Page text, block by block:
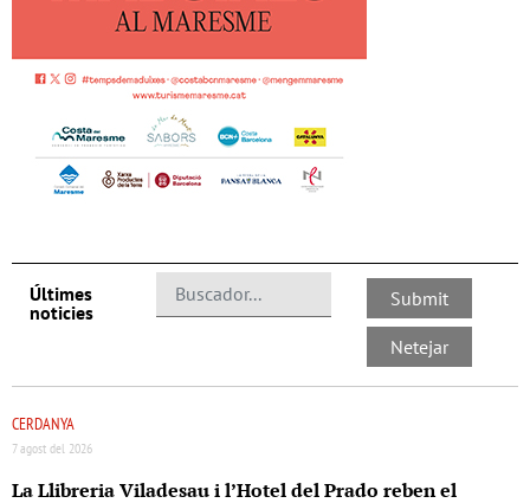
Últimes
noticies
CERDANYA
7 agost del 2026
La Llibreria Viladesau i l’Hotel del Prado reben el